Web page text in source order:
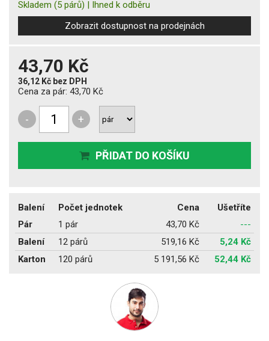
Skladem (5 párů) | Ihned k odběru
Zobrazit dostupnost na prodejnách
43,70 Kč
36,12 Kč bez DPH
Cena za pár: 43,70 Kč
- +
PŘIDAT DO KOŠÍKU
Balení Počet jednotek Cena
Ušetříte
Pár
1 pár 43,70 Kč
---
Balení
12 párů 519,16 Kč
5,24 Kč
Karton
120 párů 5 191,56 Kč 52,44 Kč